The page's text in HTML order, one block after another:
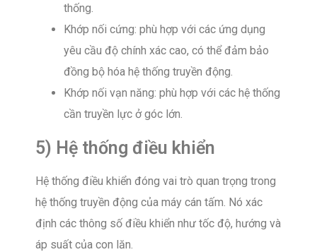
thống.
Khớp nối cứng: phù hợp với các ứng dụng
yêu cầu độ chính xác cao, có thể đảm bảo
đồng bộ hóa hệ thống truyền động.
Khớp nối vạn năng: phù hợp với các hệ thống
cần truyền lực ở góc lớn.
5) Hệ thống điều khiển
Hệ thống điều khiển đóng vai trò quan trọng trong
hệ thống truyền động của máy cán tấm. Nó xác
định các thông số điều khiển như tốc độ, hướng và
áp suất của con lăn.